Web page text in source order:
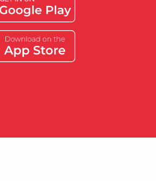
Bekijk alle ervaringen